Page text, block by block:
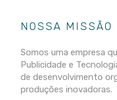
NOSSA MISSÃO
Somos uma empresa
Publicidade e
de desenvolvimento
produções inovadoras.